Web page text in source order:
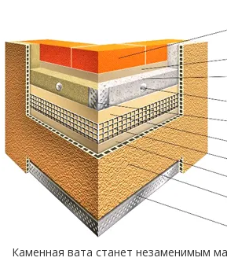
Каменная вата станет незаменимым